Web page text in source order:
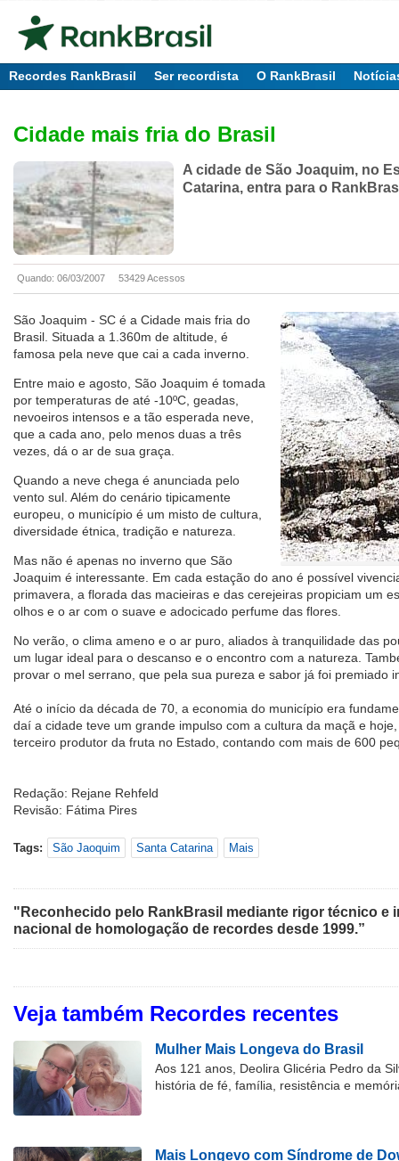
Recordes RankBrasil Ser recordista O RankBrasil
Cidade mais fria do Brasil
A cidade de São Joaquim, no
Catarina, entra para o
Quando: 06/03/2007 53429 Acessos
São Joaquim - SC é a Cidade mais fria do
Brasil. Situada a 1.360m de altitude, é
famosa pela neve que cai a cada inverno.
Entre maio e agosto, São Joaquim é tomada
por temperaturas de até -10ºC, geadas,
nevoeiros intensos e a tão esperada neve,
que a cada ano, pelo menos duas a três
vezes, dá o ar de sua graça.
Quando a neve chega é anunciada pelo
vento sul. Além do cenário tipicamente
europeu, o município é um misto de cultura,
diversidade étnica, tradição e natureza.
Mas não é apenas no inverno que São
Joaquim é interessante. Em cada estação do ano é possível
primavera, a florada das macieiras e das cerejeiras propiciam um
olhos e o ar com o suave e adocicado perfume das flores.
No verão, o clima ameno e o ar puro, aliados à tranquilidade das
um lugar ideal para o descanso e o encontro com a natureza.
provar o mel serrano, que pela sua pureza e sabor já foi premiado
Até o início da década de 70, a economia do município era
daí a cidade teve um grande impulso com a cultura da maçã e
terceiro produtor da fruta no Estado, contando com mais de 600
Redação: Rejane Rehfeld
Revisão: Fátima Pires
Tags: São Jaoquim Santa Catarina Mais
"Reconhecido pelo RankBrasil mediante rigor técnico e
nacional de homologação de recordes desde 1999.”
Veja também Recordes recentes
Mulher Mais Longeva do Brasil
Aos 121 anos, Deolira Glicéria Pedro da
história de fé, família, resistência e
Mais Longevo com Síndrome de